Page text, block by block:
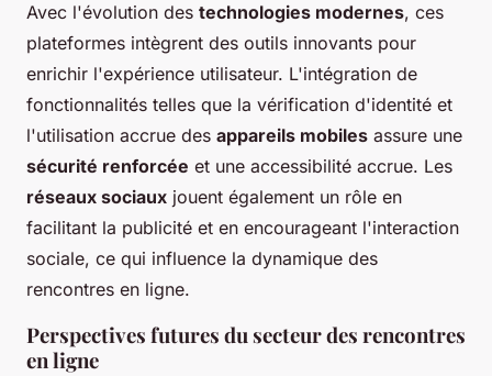
Avec l'évolution des technologies modernes, ces
plateformes intègrent des outils innovants pour
enrichir l'expérience utilisateur. L'intégration de
fonctionnalités telles que la vérification d'identité et
l'utilisation accrue des appareils mobiles assure une
sécurité renforcée et une accessibilité accrue. Les
réseaux sociaux jouent également un rôle en
facilitant la publicité et en encourageant l'interaction
sociale, ce qui influence la dynamique des
rencontres en ligne.
Perspectives futures du secteur des rencontres
en ligne